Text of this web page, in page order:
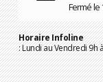
Fermé le
Horaire Infoline
: Lundi au Vendredi 9h